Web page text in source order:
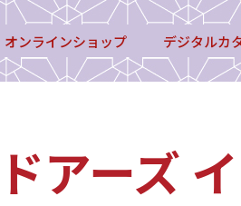
オンラインショップ デジタルカ
アーズ